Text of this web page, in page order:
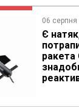
06 серпня
Є
ракета